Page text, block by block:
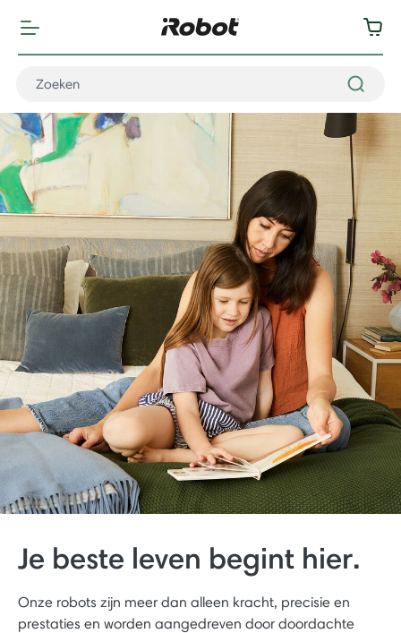
Je beste leven begint hier.
Onze robots zijn meer dan alleen kracht, precisie en
prestaties en worden aangedreven door doordachte